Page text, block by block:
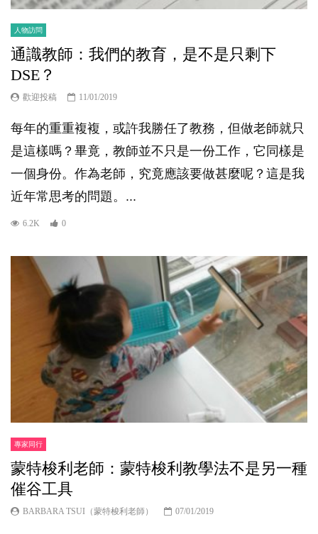
人物訪問
通識教師：我們的教育，是不是只剩下
DSE？
歡迎投稿 11/01/2019
每年的重重複複，或許我勝任了教務，但做老師就只
是這樣嗎？畢竟，教師並不只是一份工作，它同樣是
一個身份。作為老師，究竟應該要做甚麼呢？這是我
近年常思考的問題。...
6.2K 0
專家同行
蒙特梭利老師：蒙特梭利教學法不是另一種
催谷工具
BARBARA TSUI（蒙特梭利老師） 07/01/2019